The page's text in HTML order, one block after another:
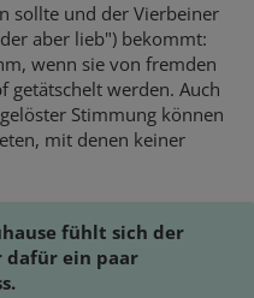
sollte und der Vierbeiner
aber lieb") bekommt:
wenn sie von fremden
getätschelt werden. Auch
Stimmung können
mit denen keiner
fühlt sich der
dafür ein paar